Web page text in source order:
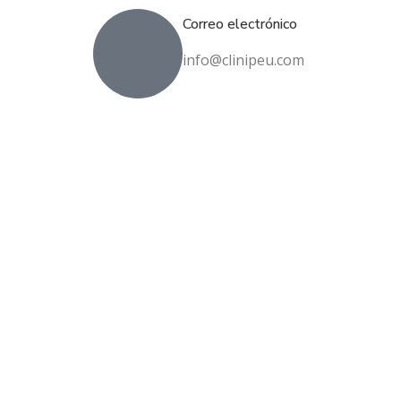
Correo electrónico
info@clinipeu.com